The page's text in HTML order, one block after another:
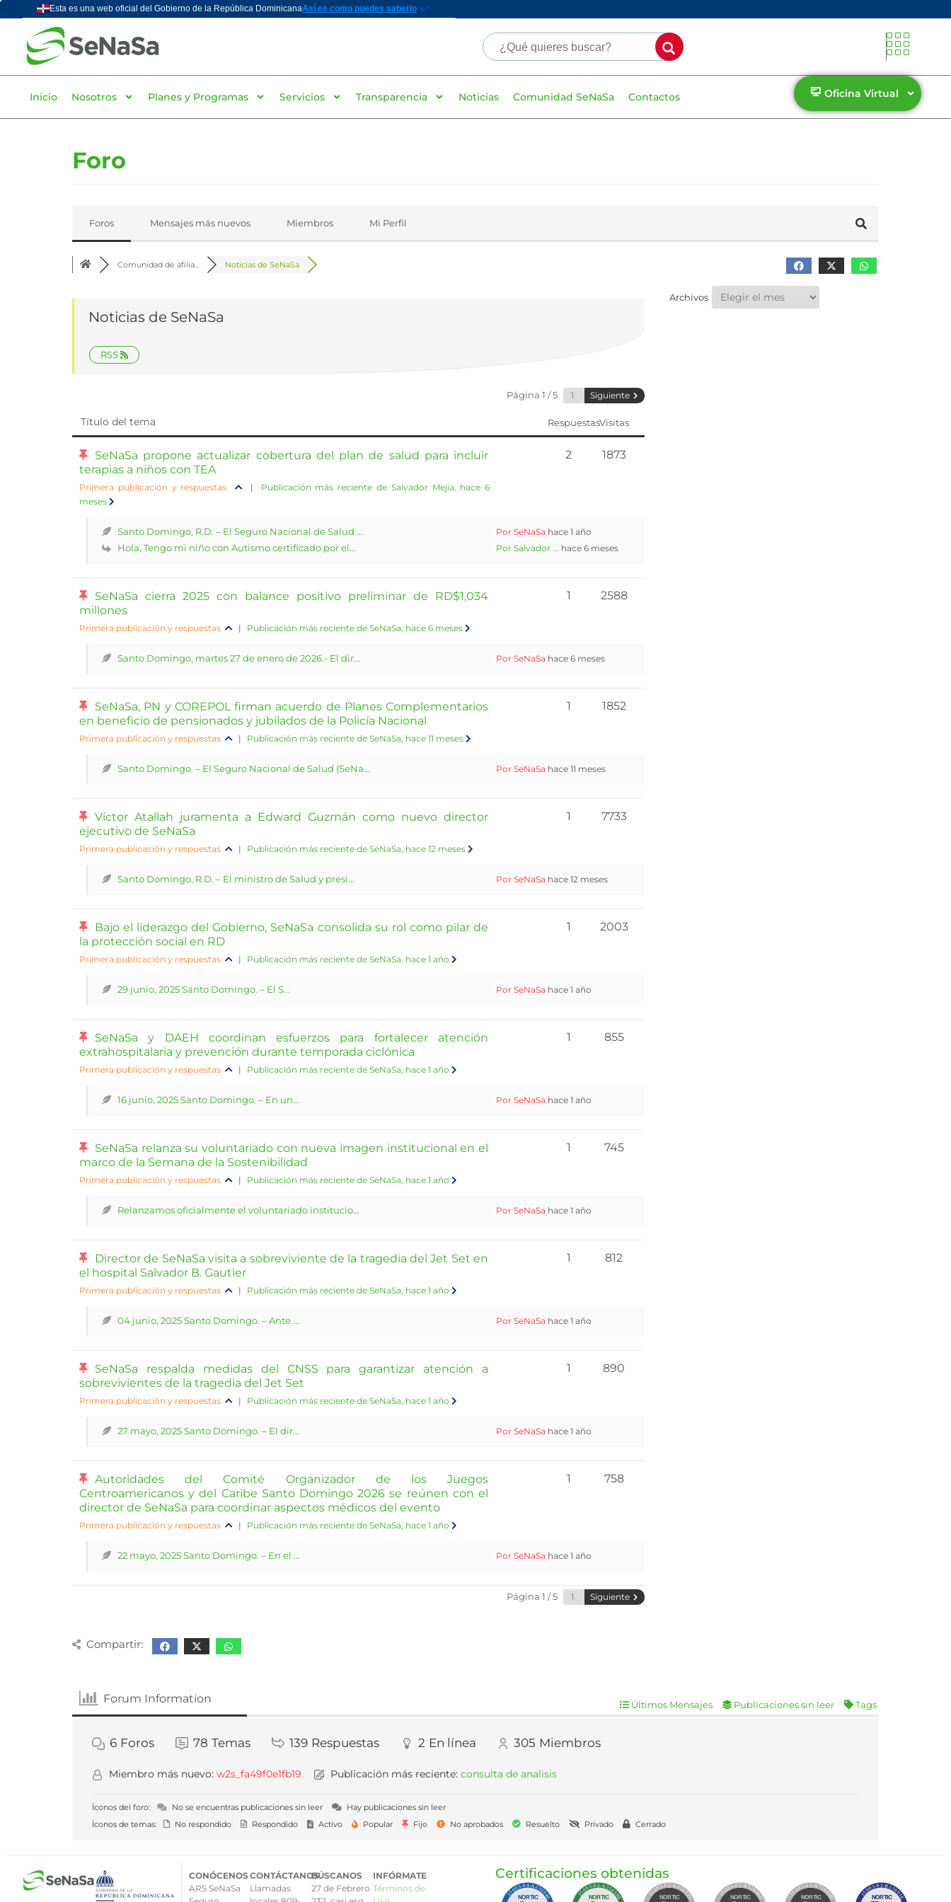
Inicio Nosotros Planes y Programas Servicios Transparencia Noticias Comunidad SeNaSa Contactos Oficina Virtual
Foro
Foros Mensajes más nuevos Miembros Mi Perfil
Comunidad de afilia... Noticias de SeNaSa
Noticias de SeNaSa
RSS
Página 1 / 5 Siguiente
Título del tema Visitas
Respuestas
SeNaSa propone actualizar cobertura del plan de salud para incluir
terapias a niños con TEA
Primera publicación y respuestas | Publicación más reciente de Salvador Mejia, hace 6
meses
1873
2
Santo Domingo, R.D. – El Seguro Nacional de Salud ... Por SeNaSa hace 1 año
Hola, Tengo mi niño con Autismo certificado por el... Por Salvador ... hace 6 meses
SeNaSa cierra 2025 con balance positivo preliminar de RD$1,034
millones
Primera publicación y respuestas | Publicación más reciente de SeNaSa, hace 6 meses
2588
1
Santo Domingo, martes 27 de enero de 2026.- El dir... Por SeNaSa hace 6 meses
SeNaSa, PN y COREPOL firman acuerdo de Planes Complementarios
en beneficio de pensionados y jubilados de la Policía Nacional
Primera publicación y respuestas | Publicación más reciente de SeNaSa, hace 11 meses
1852
1
Santo Domingo. – El Seguro Nacional de Salud (SeNa... Por SeNaSa hace 11 meses
Víctor Atallah juramenta a Edward Guzmán como nuevo director
ejecutivo de SeNaSa
Primera publicación y respuestas | Publicación más reciente de SeNaSa, hace 12 meses
7733
1
Santo Domingo, R.D. – El ministro de Salud y presi... Por SeNaSa hace 12 meses
Bajo el liderazgo del Gobierno, SeNaSa consolida su rol como pilar de
la protección social en RD
Primera publicación y respuestas | Publicación más reciente de SeNaSa, hace 1 año
2003
1
29 junio, 2025 Santo Domingo. – El S... Por SeNaSa hace 1 año
SeNaSa y DAEH coordinan esfuerzos para fortalecer atención
extrahospitalaria y prevención durante temporada ciclónica
Primera publicación y respuestas | Publicación más reciente de SeNaSa, hace 1 año
855
1
16 junio, 2025 Santo Domingo. – En un... Por SeNaSa hace 1 año
SeNaSa relanza su voluntariado con nueva imagen institucional en el
marco de la Semana de la Sostenibilidad
Primera publicación y respuestas | Publicación más reciente de SeNaSa, hace 1 año
745
1
Relanzamos oficialmente el voluntariado institucio... Por SeNaSa hace 1 año
Director de SeNaSa visita a sobreviviente de la tragedia del Jet Set en
el hospital Salvador B. Gautier
Primera publicación y respuestas | Publicación más reciente de SeNaSa, hace 1 año
812
1
04 junio, 2025 Santo Domingo. – Ante ... Por SeNaSa hace 1 año
SeNaSa respalda medidas del CNSS para garantizar atención a
sobrevivientes de la tragedia del Jet Set
Primera publicación y respuestas | Publicación más reciente de SeNaSa, hace 1 año
890
1
27 mayo, 2025 Santo Domingo. – El dir... Por SeNaSa hace 1 año
Autoridades del Comité Organizador de los Juegos
Centroamericanos y del Caribe Santo Domingo 2026 se reúnen con el
director de SeNaSa para coordinar aspectos médicos del evento
Primera publicación y respuestas | Publicación más reciente de SeNaSa, hace 1 año
758
1
22 mayo, 2025 Santo Domingo. – En el ... Por SeNaSa hace 1 año
Página 1 / 5 Siguiente
Archivos
Compartir:
Forum Information Últimos Mensajes Publicaciones sin leer Tags
6 Foros 78 Temas 139 Respuestas 2 En línea 305 Miembros
Miembro más nuevo: w2s_fa49f0e1fb19 Publicación más reciente: consulta de analisis
Íconos del foro: No se encuentras publicaciones sin leer
Hay publicaciones sin leer
Íconos de temas:
No respondido Respondido Activo Popular Fijo No aprobados Resuelto Privado Cerrado
CONÓCENOS
ARS SeNaSa
CONTÁCTANOS
Llamadas
BÚSCANOS
27 de Febrero
INFÓRMATE
Términos de
Certificaciones obtenidas